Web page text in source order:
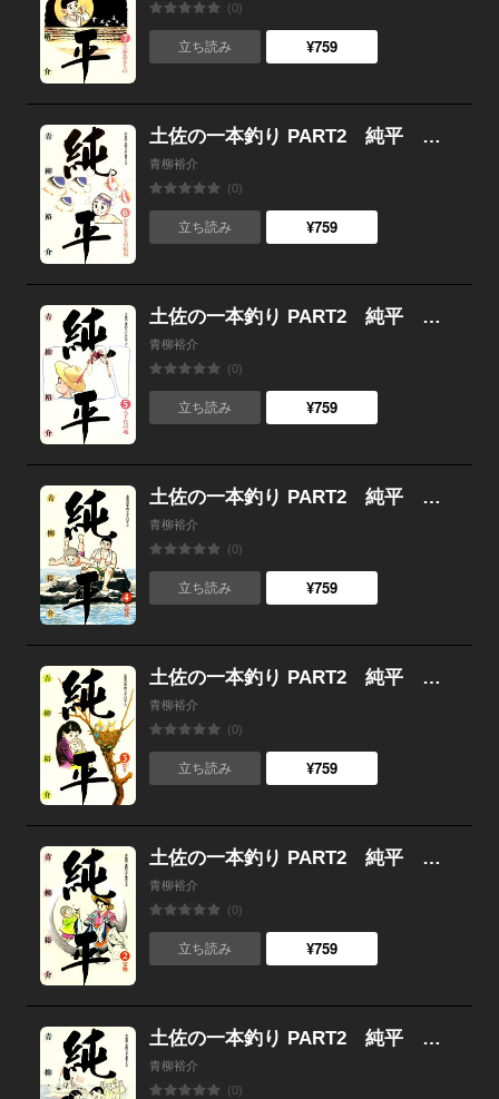
(0)
立ち読み ¥759
土佐の一本釣り PART2 純平 （6）
青柳裕介
(0)
立ち読み ¥759
土佐の一本釣り PART2 純平 （5）
青柳裕介
(0)
立ち読み ¥759
土佐の一本釣り PART2 純平 （4）
青柳裕介
(0)
立ち読み ¥759
土佐の一本釣り PART2 純平 （3）
青柳裕介
(0)
立ち読み ¥759
土佐の一本釣り PART2 純平 （2）
青柳裕介
(0)
立ち読み ¥759
土佐の一本釣り PART2 純平 （1）
青柳裕介
(0)